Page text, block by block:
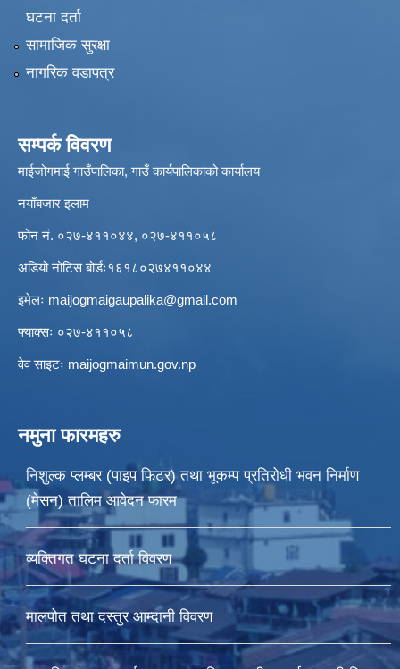
घटना दर्ता
सामाजिक सुरक्षा
नागरिक वडापत्र
सम्पर्क विवरण
माईजोगमाई गाउँपालिका, गाउँ कार्यपालिकाको कार्यालय
नयाँबजार इलाम
फोन नं. ०२७-४११०४४, ०२७-४११०५८
अडियो नोटिस बोर्डः१६१८०२७४११०४४
इमेलः maijogmaigaupalika@gmail.com
फ्याक्सः ०२७-४११०५८
वेव साइटः maijogmaimun.gov.np
नमुना फारमहरु
निशुल्क प्लम्बर (पाइप फिटर) तथा भूकम्प प्रतिरोधी भवन निर्माण
(मेसन) तालिम आवेदन फारम
व्यक्तिगत घटना दर्ता विवरण
मालपोत तथा दस्तुर आम्दानी विवरण